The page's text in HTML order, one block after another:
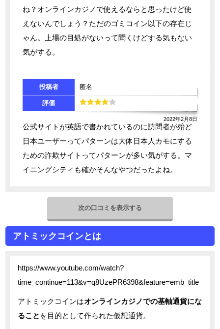
ね？オンラインカジノで使えるならと思ったけど使
えないんでしょう？ただのゴミコイン以下の存在じ
ゃん。上場の目処がないって聞くけどする気もない
気がする。
投稿者 匿名
評価
2022年2月8日
公式サイトが英語で書かれているのに訪問者が殆ど
日本ユーザーってパターンは大体日本人カモにする
ための詐欺サイトってパターンが多い気がする。マ
イニングシティも確かそんなやつだったよね。
次の口コミを表示する
アトミックコインとは
https://www.youtube.com/watch?
time_continue=113&v=q8UzePR6398&feature=emb_title
アトミックコインはオンラインカジノでの基軸通貨にな
ること を目的として作られた仮想通貨。